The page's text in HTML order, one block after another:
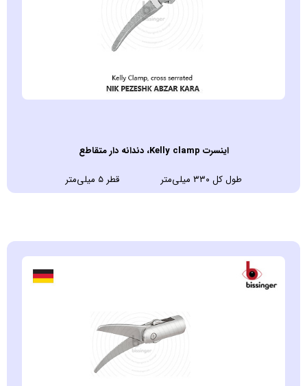
اينسرت Kelly clamp، دندانه دار متقاطع
طول کل ۳۳۰ میلی‌متر قطر ۵ میلی‌متر